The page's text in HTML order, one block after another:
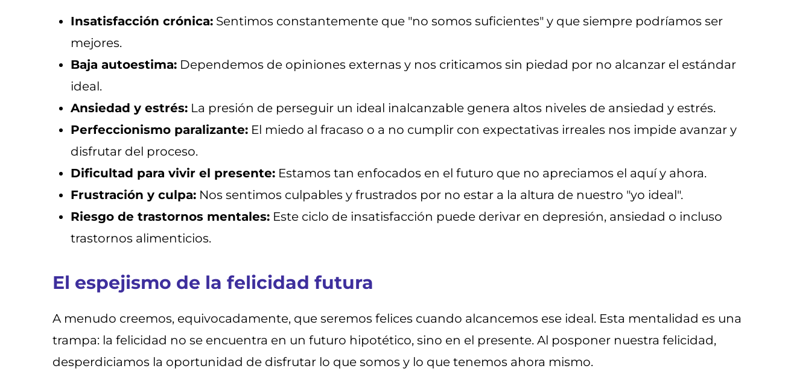
Insatisfacción crónica: Sentimos constantemente que "no somos suficientes" y que siempre podríamos ser
mejores.
Baja autoestima: Dependemos de opiniones externas y nos criticamos sin piedad por no alcanzar el estándar
ideal.
Ansiedad y estrés: La presión de perseguir un ideal inalcanzable genera altos niveles de ansiedad y estrés.
Perfeccionismo paralizante: El miedo al fracaso o a no cumplir con expectativas irreales nos impide avanzar y
disfrutar del proceso.
Dificultad para vivir el presente: Estamos tan enfocados en el futuro que no apreciamos el aquí y ahora.
Frustración y culpa: Nos sentimos culpables y frustrados por no estar a la altura de nuestro "yo ideal".
Riesgo de trastornos mentales: Este ciclo de insatisfacción puede derivar en depresión, ansiedad o incluso
trastornos alimenticios.
El espejismo de la felicidad futura
A menudo creemos, equivocadamente, que seremos felices cuando alcancemos ese ideal. Esta mentalidad es una
trampa: la felicidad no se encuentra en un futuro hipotético, sino en el presente. Al posponer nuestra felicidad,
desperdiciamos la oportunidad de disfrutar lo que somos y lo que tenemos ahora mismo.